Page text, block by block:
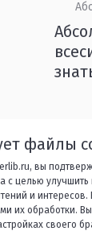
...
... 53
файлы
вы
с целью
и интересов.
их обработки.
своего